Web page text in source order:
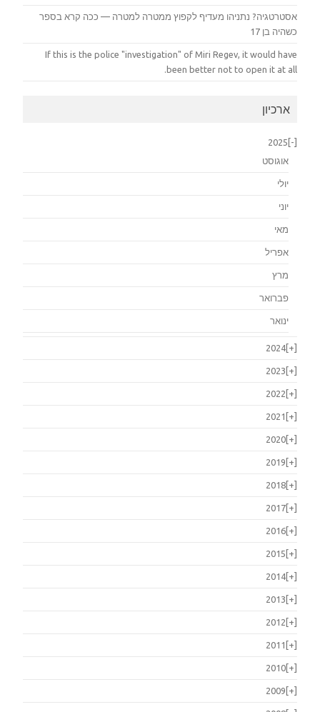
אסטרטגיה? נתניהו מעדיף לקפוץ ממטרה למטרה — ככה קרא בספר
כשהיה בן 17
If this is the police "investigation" of Miri Regev, it would have
been better not to open it at all.
ארכיון
[-]
2025
אוגוסט
יולי
יוני
מאי
אפריל
מרץ
פברואר
ינואר
[+]
2024
[+]
2023
[+]
2022
[+]
2021
[+]
2020
[+]
2019
[+]
2018
[+]
2017
[+]
2016
[+]
2015
[+]
2014
[+]
2013
[+]
2012
[+]
2011
[+]
2010
[+]
2009